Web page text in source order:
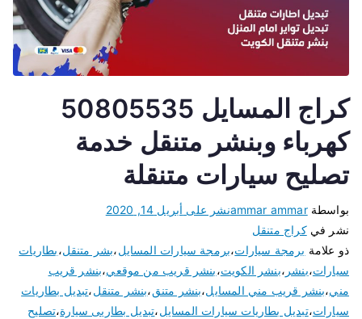
كراج المسايل 50805535
كهرباء وبنشر متنقل خدمة
تصليح سيارات متنقلة
بواسطةammar ammarنشر على أبريل 14, 2020
نشر فيكراج متنقل
ذو علامة برمجة سيارات،برمجة سيارات المسايل،بشر متنقل،بطاريات
سيارات،بنشر ،بنشر الكويت،بنشر قريب من موقعي،بنشر قريب
مني،بنشر قريب مني المسايل،بنشر متنق،بنشر متنقل،تبديل بطاريات
سيارات،تبديل بطاريات سيارات المسايل،تبديل بطاريى سيارة،تصليح